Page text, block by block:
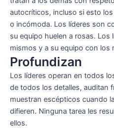
autocríticos, incluso si esto
o incómoda. Los líderes son
su equipo huelen a rosas. Los
mismos y a su equipo con los
Profundizan
Los líderes operan en todos
de todos los detalles, auditan
muestran escépticos cuando
difieren. Ninguna tarea les
ellos.